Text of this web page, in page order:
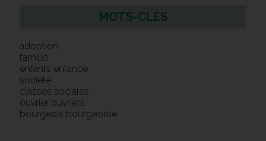
MOTS-CLÉS
adoption
famille
enfants enfance
société
classes sociales
ouvrier ouvriers
bourgeois bourgeoisie